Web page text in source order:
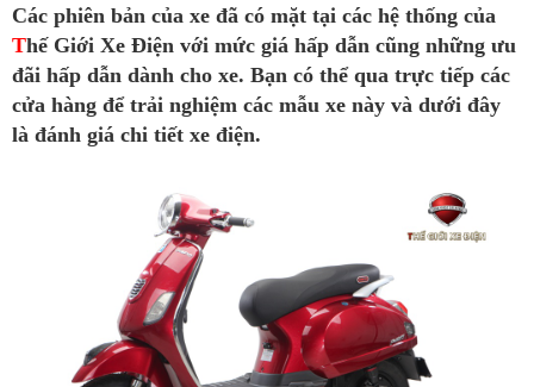
Các phiên bản của xe đã có mặt tại các hệ thống của
Thế Giới Xe Điện với mức giá hấp dẫn cũng những ưu
đãi hấp dẫn dành cho xe. Bạn có thể qua trực tiếp các
cửa hàng để trải nghiệm các mẫu xe này và dưới đây
là đánh giá chi tiết xe điện.